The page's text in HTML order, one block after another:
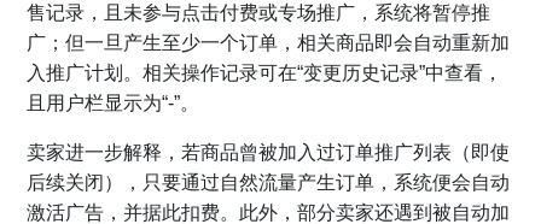
售记录，且未参与点击付费或专场推广，系统将暂停推
广；但一旦产生至少一个订单，相关商品即会自动重新加
入推广计划。相关操作记录可在“变更历史记录”中查看，
且用户栏显示为“-”。
卖家进一步解释，若商品曾被加入过订单推广列表（即使
后续关闭），只要通过自然流量产生订单，系统便会自动
激活广告，并据此扣费。此外，部分卖家还遇到被自动加